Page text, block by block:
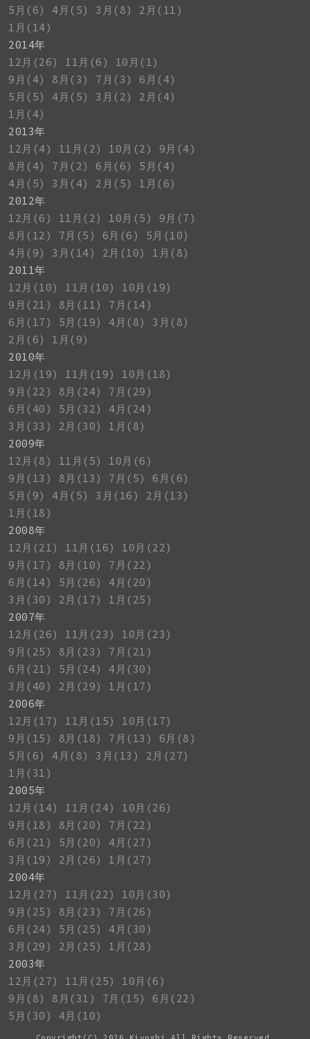
5月(6)
4月(5) 3月(8)
2月(11)
1月(14)
2014年
12月(26)
11月(6)
10月(1)
9月(4)
8月(3) 7月(3)
6月(4)
5月(5)
4月(5) 3月(2)
2月(4)
1月(4)
2013年
12月(4)
11月(2) 10月(2)
9月(4)
8月(4)
7月(2) 6月(6)
5月(4)
4月(5)
3月(4) 2月(5)
1月(6)
2012年
12月(6)
11月(2) 10月(5)
9月(7)
8月(12)
7月(5) 6月(6)
5月(10)
4月(9)
3月(14) 2月(10)
1月(8)
2011年
12月(10)
11月(10)
10月(19)
9月(21)
8月(11)
7月(14)
6月(17)
5月(19) 4月(8)
3月(8)
2月(6)
1月(9)
2010年
12月(19)
11月(19)
10月(18)
9月(22)
8月(24)
7月(29)
6月(40)
5月(32)
4月(24)
3月(33)
2月(30)
1月(8)
2009年
12月(8)
11月(5)
10月(6)
9月(13)
8月(13) 7月(5)
6月(6)
5月(9)
4月(5) 3月(16)
2月(13)
1月(18)
2008年
12月(21)
11月(16)
10月(22)
9月(17)
8月(10)
7月(22)
6月(14)
5月(26)
4月(20)
3月(30)
2月(17)
1月(25)
2007年
12月(26)
11月(23)
10月(23)
9月(25)
8月(23)
7月(21)
6月(21)
5月(24)
4月(30)
3月(40)
2月(29)
1月(17)
2006年
12月(17)
11月(15)
10月(17)
9月(15)
8月(18) 7月(13)
6月(8)
5月(6)
4月(8) 3月(13)
2月(27)
1月(31)
2005年
12月(14)
11月(24)
10月(26)
9月(18)
8月(20)
7月(22)
6月(21)
5月(20)
4月(27)
3月(19)
2月(26)
1月(27)
2004年
12月(27)
11月(22)
10月(30)
9月(25)
8月(23)
7月(26)
6月(24)
5月(25)
4月(30)
3月(29)
2月(25)
1月(28)
2003年
12月(27)
11月(25)
10月(6)
9月(8)
8月(31) 7月(15)
6月(22)
5月(30)
4月(10)